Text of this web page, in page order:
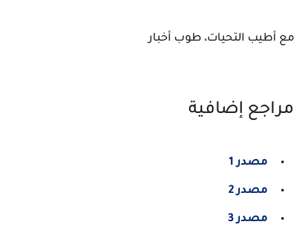
مع أطيب التحيات، طوب أخبار
مراجع إضافية
مصدر 1
مصدر 2
مصدر 3